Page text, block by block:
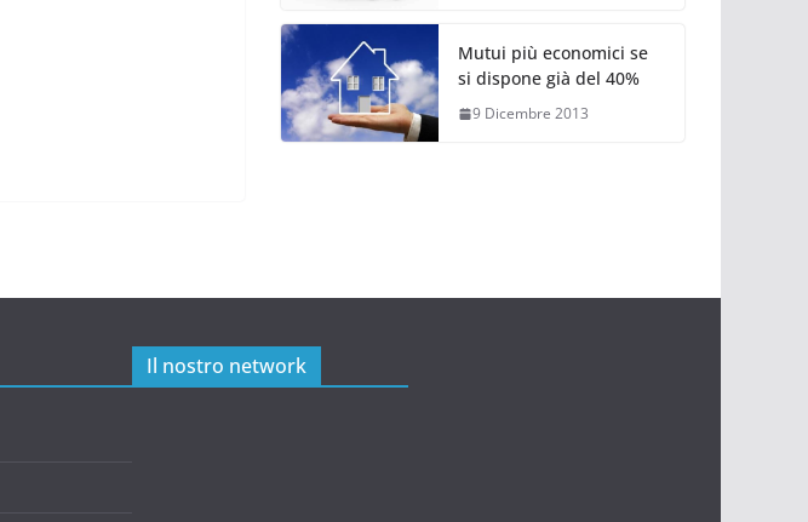
Mutui più economici se
si dispone già del 40%
9 Dicembre 2013
Il nostro network